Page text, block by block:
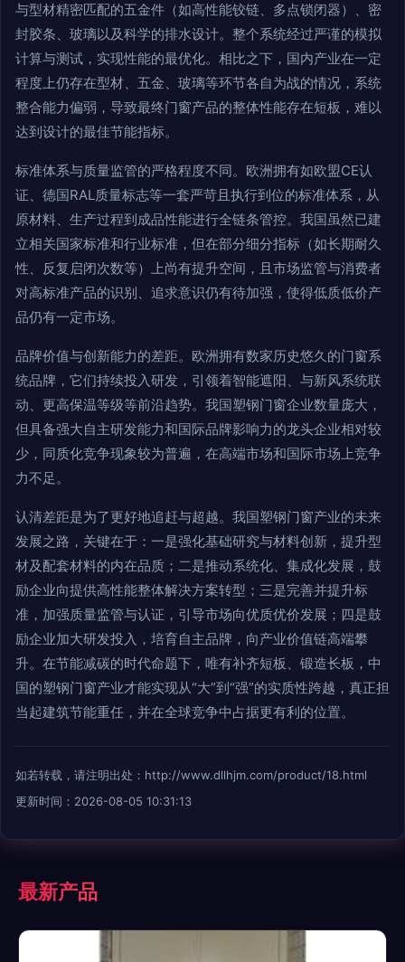
与型材精密匹配的五金件（如高性能铰链、多点锁闭器）、密
封胶条、玻璃以及科学的排水设计。整个系统经过严谨的模拟
计算与测试，实现性能的最优化。相比之下，国内产业在一定
程度上仍存在型材、五金、玻璃等环节各自为战的情况，系统
整合能力偏弱，导致最终门窗产品的整体性能存在短板，难以
达到设计的最佳节能指标。
标准体系与质量监管的严格程度不同。欧洲拥有如欧盟CE认
证、德国RAL质量标志等一套严苛且执行到位的标准体系，从
原材料、生产过程到成品性能进行全链条管控。我国虽然已建
立相关国家标准和行业标准，但在部分细分指标（如长期耐久
性、反复启闭次数等）上尚有提升空间，且市场监管与消费者
对高标准产品的识别、追求意识仍有待加强，使得低质低价产
品仍有一定市场。
品牌价值与创新能力的差距。欧洲拥有数家历史悠久的门窗系
统品牌，它们持续投入研发，引领着智能遮阳、与新风系统联
动、更高保温等级等前沿趋势。我国塑钢门窗企业数量庞大，
但具备强大自主研发能力和国际品牌影响力的龙头企业相对较
少，同质化竞争现象较为普遍，在高端市场和国际市场上竞争
力不足。
认清差距是为了更好地追赶与超越。我国塑钢门窗产业的未来
发展之路，关键在于：一是强化基础研究与材料创新，提升型
材及配套材料的内在品质；二是推动系统化、集成化发展，鼓
励企业向提供高性能整体解决方案转型；三是完善并提升标
准，加强质量监管与认证，引导市场向优质优价发展；四是鼓
励企业加大研发投入，培育自主品牌，向产业价值链高端攀
升。在节能减碳的时代命题下，唯有补齐短板、锻造长板，中
国的塑钢门窗产业才能实现从“大”到“强”的实质性跨越，真正担
当起建筑节能重任，并在全球竞争中占据更有利的位置。
如若转载，请注明出处：http://www.dllhjm.com/product/18.html
更新时间：2026-08-05 10:31:13
最新产品